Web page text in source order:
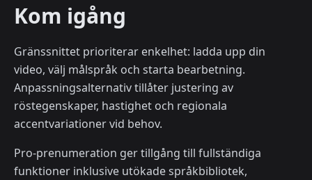
Kom igång
Gränssnittet prioriterar enkelhet: ladda upp din
video, välj målspråk och starta bearbetning.
Anpassningsalternativ tillåter justering av
röstegenskaper, hastighet och regionala
accentvariationer vid behov.
Pro-prenumeration ger tillgång till fullständiga
funktioner inklusive utökade språkbibliotek,